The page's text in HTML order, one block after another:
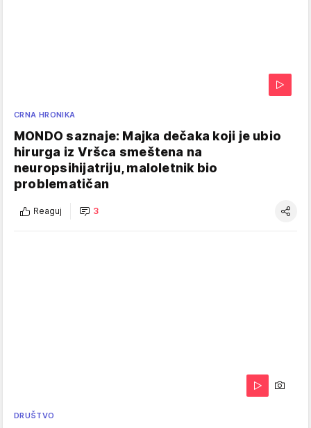
CRNA HRONIKA
MONDO saznaje: Majka dečaka koji je ubio
hirurga iz Vršca smeštena na
neuropsihijatriju, maloletnik bio
problematičan
Reaguj 3
DRUŠTVO